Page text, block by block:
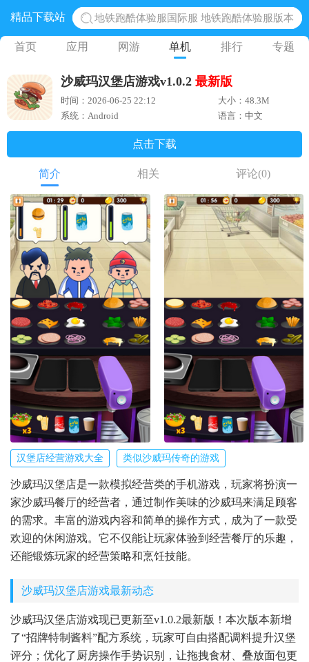
精品下载站
地铁跑酷体验服国际服 地铁跑酷体验服版本
网易光遇手游正版 点亮星空共庆周年
黎明觉醒生机腾讯正版 黎明觉醒生机国际服
蛋仔派对下载 蛋仔派对体验服
奥特曼王者传奇 正版奥特曼游戏
首页 应用 网游 单机 排行 专题
沙威玛汉堡店游戏v1.0.2 最新版
时间：2026-06-25 22:12
大小：48.3M
系统：Android
语言：中文
点击下载
简介 相关 评论(0)
汉堡店经营游戏大全 类似沙威玛传奇的游戏
沙威玛汉堡店是一款模拟经营类的手机游戏，玩家将扮演一
家沙威玛餐厅的经营者，通过制作美味的沙威玛来满足顾客
的需求。丰富的游戏内容和简单的操作方式，成为了一款受
欢迎的休闲游戏。它不仅能让玩家体验到经营餐厅的乐趣，
还能锻炼玩家的经营策略和烹饪技能。
沙威玛汉堡店游戏最新动态
沙威玛汉堡店游戏现已更新至v1.0.2最新版！本次版本新增
了“招牌特制酱料”配方系统，玩家可自由搭配调料提升汉堡
评分；优化了厨房操作手势识别，让拖拽食材、叠放面包更